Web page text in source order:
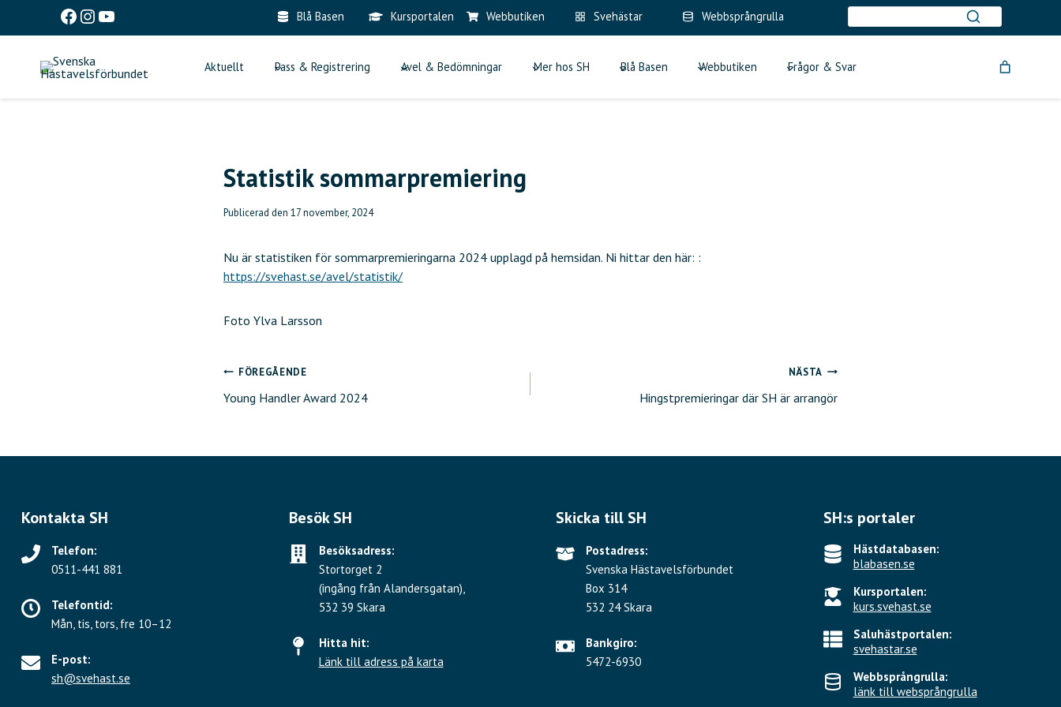
Facebook
Instagram
YouTube Blå Basen Kursportalen Webbutiken Svehästar Webbsprångrulla
Aktuellt Pass & Registrering Avel & Bedömningar Mer hos SH Blå Basen Webbutiken Frågor & Svar
Statistik sommarpremiering
Publicerad den 17 november, 2024
Nu är statistiken för sommarpremieringarna 2024 upplagd på hemsidan. Ni hittar den här: :
https://svehast.se/avel/statistik/
Foto Ylva Larsson
Inläggsnavigering
FÖREGÅENDE
Young Handler Award 2024
NÄSTA
Hingstpremieringar där SH är arrangör
Kontakta SH
Telefon:
0511-441 881
Telefontid:
Mån, tis, tors, fre 10–12
E-post:
sh@svehast.se
Besök SH
Besöksadress:
Stortorget 2
(ingång från Alandersgatan),
532 39 Skara
Hitta hit:
Länk till adress på karta
Skicka till SH
Postadress:
Svenska Hästavelsförbundet
Box 314
532 24 Skara
Bankgiro:
5472-6930
SH:s portaler
Hästdatabasen:
blabasen.se
Kursportalen:
kurs.svehast.se
Saluhästportalen:
svehastar.se
Webbsprångrulla:
länk till websprångrulla